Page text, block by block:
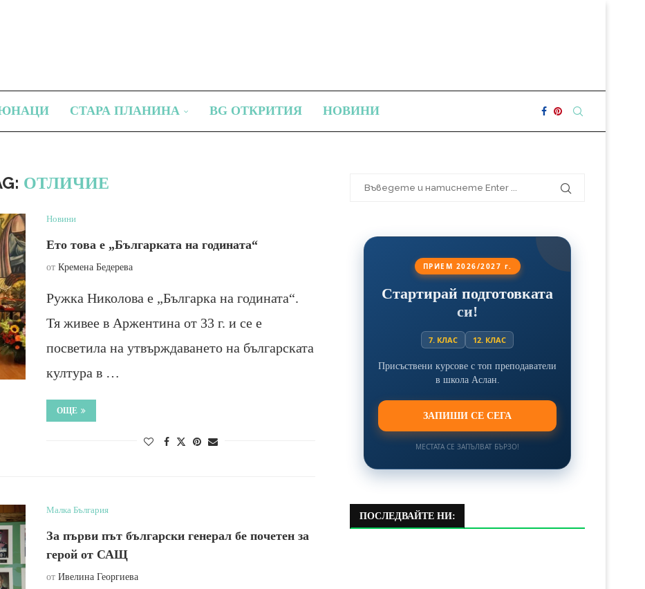
ЮНАЦИ СТАРА ПЛАНИНА BG ОТКРИТИЯ НОВИНИ
ОТЛИЧИЕ
Новини
Ето това е „Българката на годината“
от Кремена Бедерева
Ружка Николова е „Българка на годината“.
Тя живее в Аржентина от 33 г. и се е
посветила на утвърждаването на българската
култура в …
ОЩЕ
Малка България
За първи път български генерал бе почетен за
герой от САЩ
от Ивелина Георгиева
ПРИЕМ 2026/2027 г.
Стартирай подготовката
си!
7. КЛАС 12. КЛАС
Присъствени курсове с топ преподаватели
в школа Аслан.
ЗАПИШИ СЕ СЕГА
МЕСТАТА СЕ ЗАПЪЛВАТ БЪРЗО!
ПОСЛЕДВАЙТЕ НИ: